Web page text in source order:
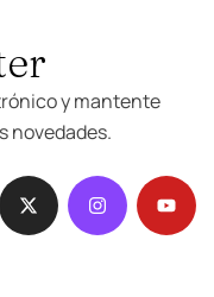
y mantente
novedades.